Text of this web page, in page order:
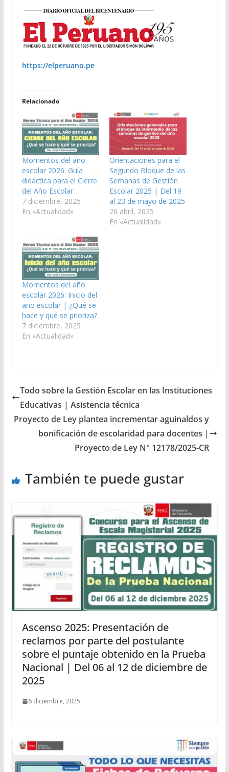
https://elperuano.pe
Relacionado
Momentos del año
escolar 2026: Guía
didáctica para el Cierre
del Año Escolar
7 diciembre, 2025
En «Actualidad»
Orientaciones para el
Segundo Bloque de las
Semanas de Gestión
Escolar 2025 | Del 19
al 23 de mayo de 2025
26 abril, 2025
En «Actualidad»
Momentos del año
escolar 2026: Inicio del
año escolar | ¿Qué se
hace y qué se prioriza?
7 diciembre, 2025
En «Actualidad»
Todo sobre la Gestión Escolar en las Instituciones
Educativas | Asistencia técnica
Proyecto de Ley plantea incrementar aguinaldos y
bonificación de escolaridad para docentes |
Proyecto de Ley N° 12178/2025-CR
También te puede gustar
Ascenso 2025: Presentación de
reclamos por parte del postulante
sobre el puntaje obtenido en la Prueba
Nacional | Del 06 al 12 de diciembre de
2025
6 diciembre, 2025